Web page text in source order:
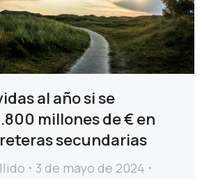
al año si se
millones de € en
secundarias
3 de mayo de 2024